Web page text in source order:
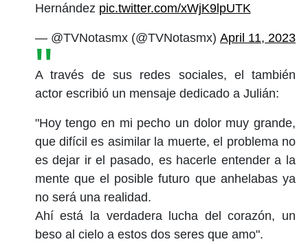
Hernández pic.twitter.com/xWjK9lpUTK
— @TVNotasmx (@TVNotasmx) April 11, 2023
A través de sus redes sociales, el también
actor escribió un mensaje dedicado a Julián:
"Hoy tengo en mi pecho un dolor muy grande,
que difícil es asimilar la muerte, el problema no
es dejar ir el pasado, es hacerle entender a la
mente que el posible futuro que anhelabas ya
no será una realidad.
Ahí está la verdadera lucha del corazón, un
beso al cielo a estos dos seres que amo".